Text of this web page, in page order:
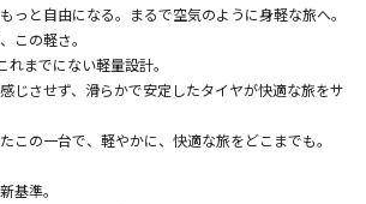
っと自由になる。まるで空気のように身軽な旅へ。
この軽さ。
れまでにない軽量設計。
じさせず、滑らかで安定したタイヤが快適な旅をサ
この一台で、軽やかに、快適な旅をどこまでも。
基準。